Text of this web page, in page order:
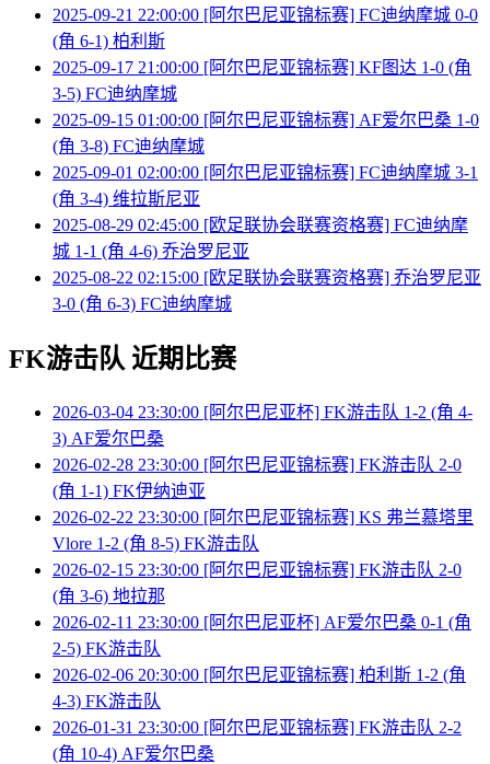
2025-09-21 22:00:00 [阿尔巴尼亚锦标赛] FC迪纳摩城 0-0
(角 6-1) 柏利斯
2025-09-17 21:00:00 [阿尔巴尼亚锦标赛] KF图达 1-0 (角
3-5) FC迪纳摩城
2025-09-15 01:00:00 [阿尔巴尼亚锦标赛] AF爱尔巴桑 1-0
(角 3-8) FC迪纳摩城
2025-09-01 02:00:00 [阿尔巴尼亚锦标赛] FC迪纳摩城 3-1
(角 3-4) 维拉斯尼亚
2025-08-29 02:45:00 [欧足联协会联赛资格赛] FC迪纳摩
城 1-1 (角 4-6) 乔治罗尼亚
2025-08-22 02:15:00 [欧足联协会联赛资格赛] 乔治罗尼亚
3-0 (角 6-3) FC迪纳摩城
FK游击队 近期比赛
2026-03-04 23:30:00 [阿尔巴尼亚杯] FK游击队 1-2 (角 4-
3) AF爱尔巴桑
2026-02-28 23:30:00 [阿尔巴尼亚锦标赛] FK游击队 2-0
(角 1-1) FK伊纳迪亚
2026-02-22 23:30:00 [阿尔巴尼亚锦标赛] KS 弗兰慕塔里
Vlore 1-2 (角 8-5) FK游击队
2026-02-15 23:30:00 [阿尔巴尼亚锦标赛] FK游击队 2-0
(角 3-6) 地拉那
2026-02-11 23:30:00 [阿尔巴尼亚杯] AF爱尔巴桑 0-1 (角
2-5) FK游击队
2026-02-06 20:30:00 [阿尔巴尼亚锦标赛] 柏利斯 1-2 (角
4-3) FK游击队
2026-01-31 23:30:00 [阿尔巴尼亚锦标赛] FK游击队 2-2
(角 10-4) AF爱尔巴桑